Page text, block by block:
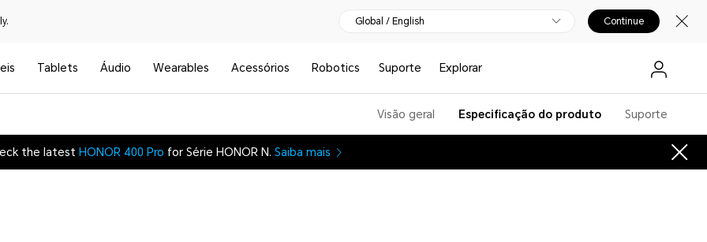
Global / English Continue
Tablets Áudio Wearables Acessórios Robotics Suporte Explorar
Visão geral Especificação do produto Suporte
the latest HONOR 400 Pro for Série HONOR N. Saiba mais